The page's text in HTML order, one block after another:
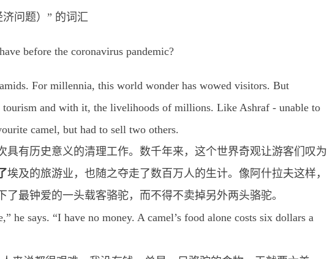
济问题）” 的词汇
before the coronavirus pandemic?
For millennia, this world wonder has wowed visitors. But
tourism and with it, the livelihoods of millions. Like Ashraf - unable to
camel, but had to sell two others.
具有历史意义的清理工作。数千年来，这个世界奇观让游客们叹为
埃及的旅游业，也随之夺走了数百万人的生计。像阿什拉夫这样，
了最钟爱的一头载客骆驼，而不得不卖掉另外两头骆驼。
he says. “I have no money. A camel’s food alone costs six dollars a